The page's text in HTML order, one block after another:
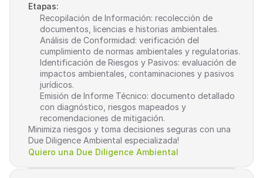
Etapas:
Recopilación de Información: recolección de
documentos, licencias e historias ambientales.
Análisis de Conformidad: verificación del
cumplimiento de normas ambientales y regulatorias.
Identificación de Riesgos y Pasivos: evaluación de
impactos ambientales, contaminaciones y pasivos
jurídicos.
Emisión de Informe Técnico: documento detallado
con diagnóstico, riesgos mapeados y
recomendaciones de mitigación.
Minimiza riesgos y toma decisiones seguras con una
Due Diligence Ambiental especializada!
Quiero una Due Diligence Ambiental